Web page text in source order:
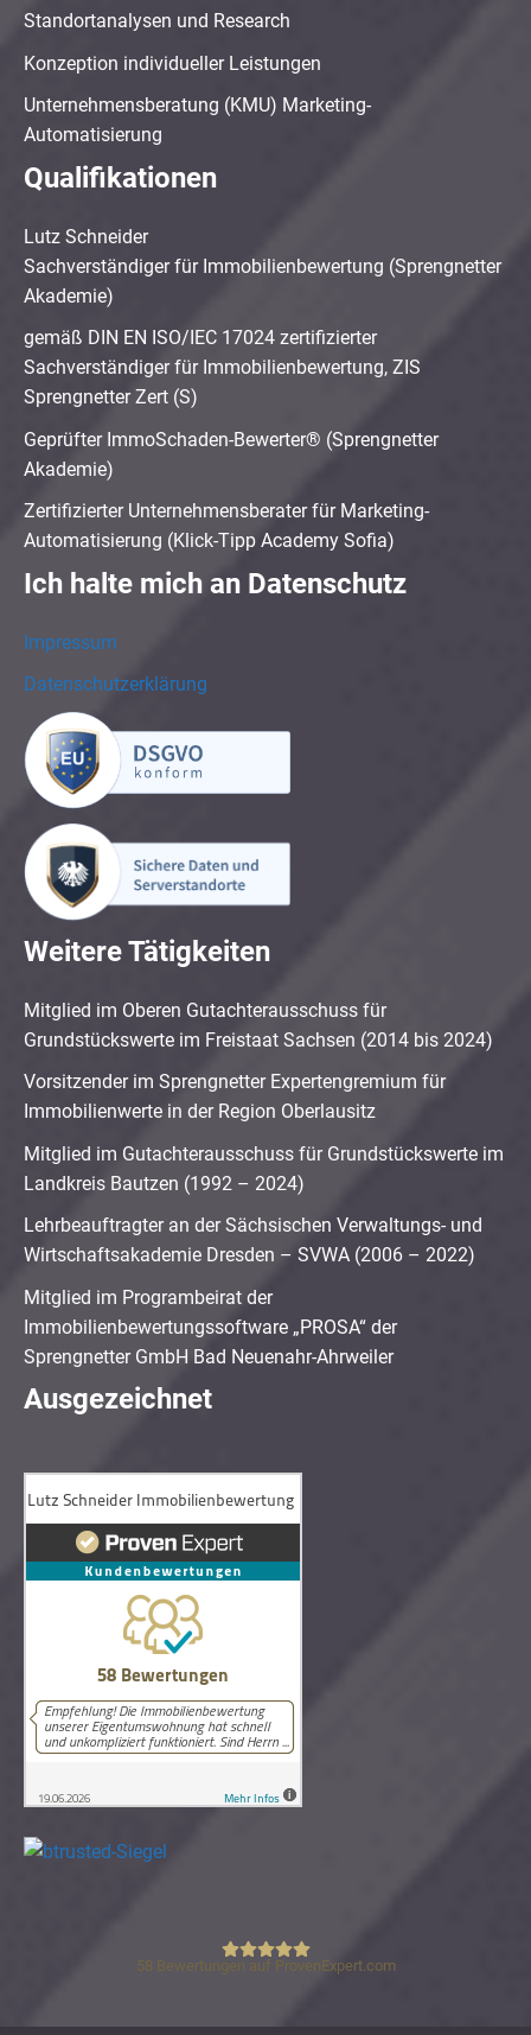
Standortanalysen und Research
Konzeption individueller Leistungen
Unternehmensberatung (KMU) Marketing-
Automatisierung
Qualifikationen
Lutz Schneider
Sachverständiger für Immobilienbewertung (Sprengnetter
Akademie)
gemäß DIN EN ISO/IEC 17024 zertifizierter
Sachverständiger für Immobilienbewertung, ZIS
Sprengnetter Zert (S)
Geprüfter ImmoSchaden-Bewerter® (Sprengnetter
Akademie)
Zertifizierter Unternehmensberater für Marketing-
Automatisierung (Klick-Tipp Academy Sofia)
Ich halte mich an Datenschutz
Impressum
Datenschutzerklärung
Weitere Tätigkeiten
Mitglied im Oberen Gutachterausschuss für
Grundstückswerte im Freistaat Sachsen (2014 bis 2024)
Vorsitzender im Sprengnetter Expertengremium für
Immobilienwerte in der Region Oberlausitz
Mitglied im Gutachterausschuss für Grundstückswerte im
Landkreis Bautzen (1992 – 2024)
Lehrbeauftragter an der Sächsischen Verwaltungs- und
Wirtschaftsakademie Dresden – SVWA (2006 – 2022)
Mitglied im Programbeirat der
Immobilienbewertungssoftware „PROSA“ der
Sprengnetter GmbH Bad Neuenahr-Ahrweiler
Ausgezeichnet
Lutz Schneider Immobilienbewertung
58 Bewertungen auf ProvenExpert.com